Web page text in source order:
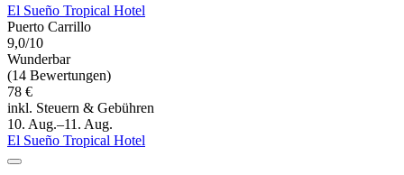
El Sueño Tropical Hotel
Puerto Carrillo
9,0/10
Wunderbar
(14 Bewertungen)
78 €
inkl. Steuern & Gebühren
10. Aug.–11. Aug.
El Sueño Tropical Hotel